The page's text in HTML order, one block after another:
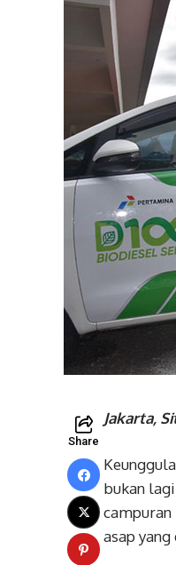
Share
Jakarta,
bukan
campuran
asap